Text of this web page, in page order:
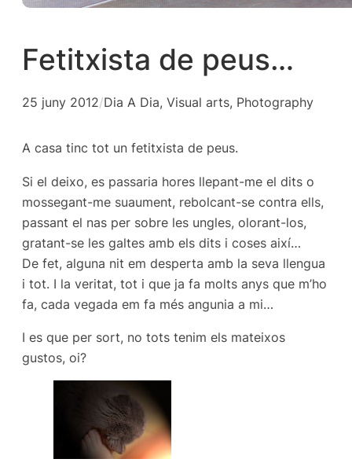
Fetitxista de peus…
25 juny 2012/Dia A Dia, Visual arts, Photography
A casa tinc tot un fetitxista de peus.
Si el deixo, es passaria hores llepant-me el dits o
mossegant-me suaument, rebolcant-se contra ells,
passant el nas per sobre les ungles, olorant-los,
gratant-se les galtes amb els dits i coses així…
De fet, alguna nit em desperta amb la seva llengua
i tot. I la veritat, tot i que ja fa molts anys que m’ho
fa, cada vegada em fa més angunia a mi…
I es que per sort, no tots tenim els mateixos
gustos, oi?